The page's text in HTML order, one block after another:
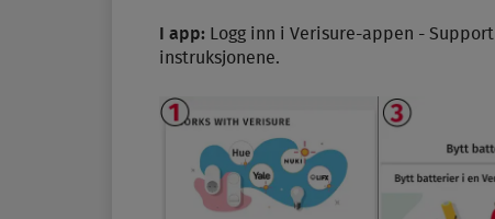
I app: Logg inn i Verisure-appen -
instruksjonene.